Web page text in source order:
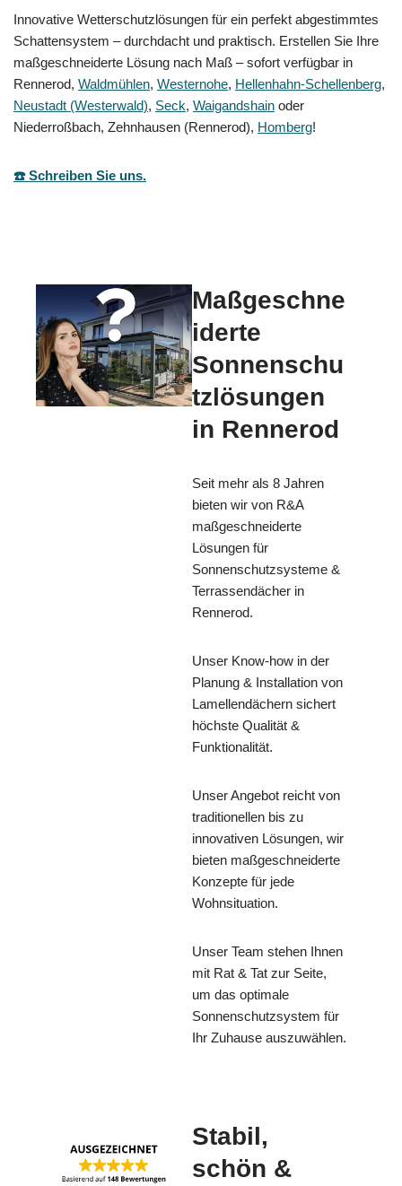
Innovative Wetterschutzlösungen für ein perfekt abgestimmtes
Schattensystem – durchdacht und praktisch. Erstellen Sie Ihre
maßgeschneiderte Lösung nach Maß – sofort verfügbar in
Rennerod, Waldmühlen, Westernohe, Hellenhahn-Schellenberg,
Neustadt (Westerwald), Seck, Waigandshain oder
Niederroßbach, Zehnhausen (Rennerod), Homberg!
☎️ Schreiben Sie uns.
Maßgeschne
iderte
Sonnenschu
tzlösungen
in Rennerod
Seit mehr als 8 Jahren
bieten wir von R&A
maßgeschneiderte
Lösungen für
Sonnenschutzsysteme &
Terrassendächer in
Rennerod.
Unser Know-how in der
Planung & Installation von
Lamellendächern sichert
höchste Qualität &
Funktionalität.
Unser Angebot reicht von
traditionellen bis zu
innovativen Lösungen, wir
bieten maßgeschneiderte
Konzepte für jede
Wohnsituation.
Unser Team stehen Ihnen
mit Rat & Tat zur Seite,
um das optimale
Sonnenschutzsystem für
Ihr Zuhause auszuwählen.
Stabil,
schön &